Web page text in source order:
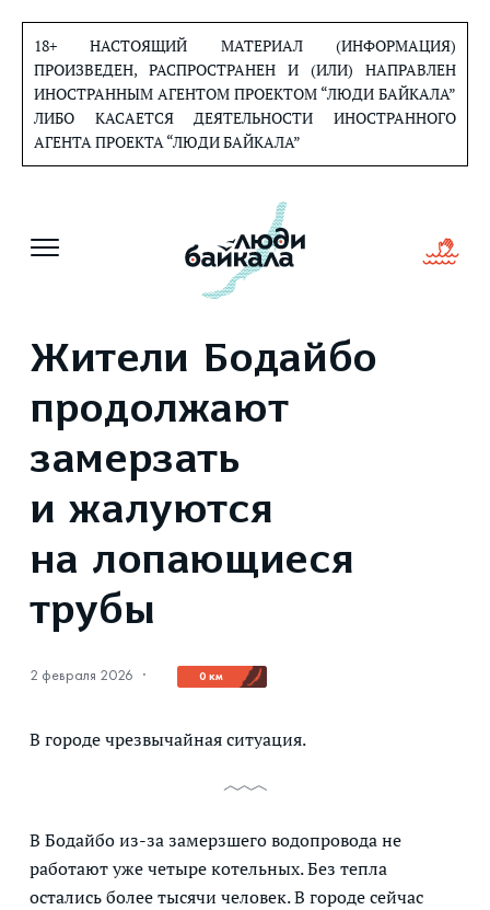
содержанию
18+ НАСТОЯЩИЙ МАТЕРИАЛ (ИНФОРМАЦИЯ)
ПРОИЗВЕДЕН, РАСПРОСТРАНЕН И (ИЛИ) НАПРАВЛЕН
ИНОСТРАННЫМ АГЕНТОМ ПРОЕКТОМ “ЛЮДИ БАЙКАЛА”
ЛИБО КАСАЕТСЯ ДЕЯТЕЛЬНОСТИ ИНОСТРАННОГО
АГЕНТА ПРОЕКТА “ЛЮДИ БАЙКАЛА”
Жители Бодайбо
продолжают
замерзать
и жалуются
на лопающиеся
трубы
2 февраля 2026 · 0 км
В городе чрезвычайная ситуация.
В Бодайбо из-за замерзшего водопровода не
работают уже четыре котельных. Без тепла
остались более тысячи человек. В городе сейчас